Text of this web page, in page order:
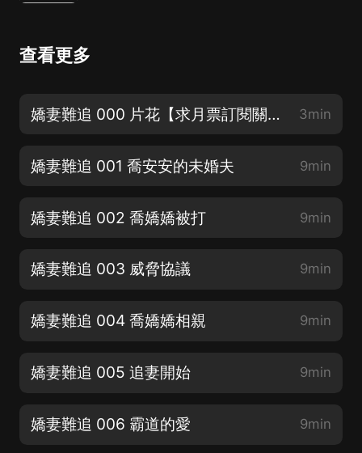
查看更多
嬌妻難追 000 片花【求月票訂閱關注評論】 3min
嬌妻難追 001 喬安安的未婚夫 9min
嬌妻難追 002 喬嬌嬌被打 9min
嬌妻難追 003 威脅協議 9min
嬌妻難追 004 喬嬌嬌相親 9min
嬌妻難追 005 追妻開始 9min
嬌妻難追 006 霸道的愛 9min